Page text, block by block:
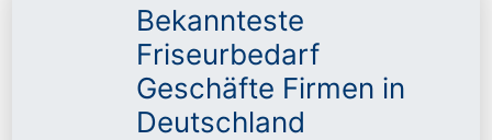
Bekannteste
Friseurbedarf
Geschäfte Firmen in
Deutschland